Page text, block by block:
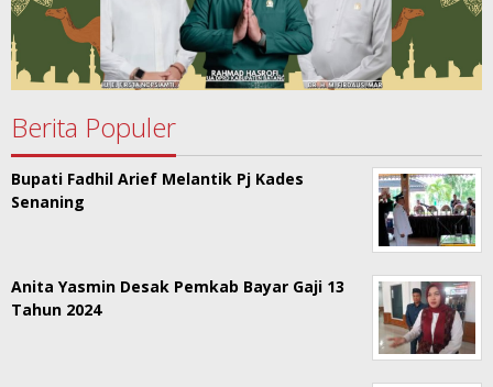
Berita Populer
Bupati Fadhil Arief Melantik Pj Kades
Senaning
Anita Yasmin Desak Pemkab Bayar Gaji 13
Tahun 2024